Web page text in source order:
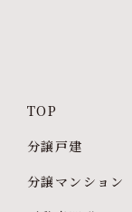
TOP
分譲戸建
分譲マンション